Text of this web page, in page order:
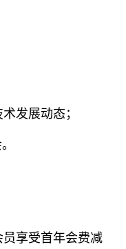
发展动态；
享受首年会费减